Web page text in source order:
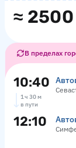
≈ 2500
В пределах
10:40
1 ч 30 м
в пути
12:10